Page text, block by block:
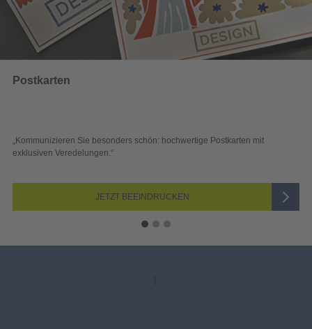
Postkarten mit
„Sichtbar und wirkungsvoll – mit plakativer
JETZT AUSWÄHLEN